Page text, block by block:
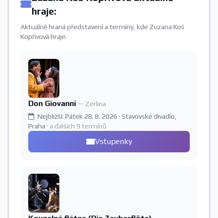
hraje:
Aktuálně hraná představení a termíny, kde Zuzana Koś
Kopřivová hraje.
Don Giovanni — Zerlina
Nejbližší: Pátek 28. 8. 2026 · Stavovské divadlo,
Praha · a dalších 9 termínů
Vstupenky